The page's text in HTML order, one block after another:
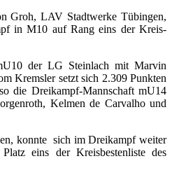
Groh, LAV Stadtwerke Tübingen,
in M10 auf Rang eins der Kreis-
der LG Steinlach mit Marvin
Kremsler setzt sich 2.309 Punkten
die Dreikampf-Mannschaft mU14
Kelmen de Carvalho und
konnte sich im Dreikampf weiter
eins der Kreisbestenliste des